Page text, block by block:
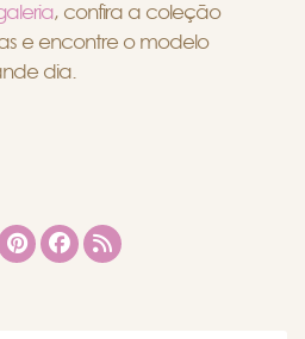
, confira a coleção
e encontre o modelo
dia.